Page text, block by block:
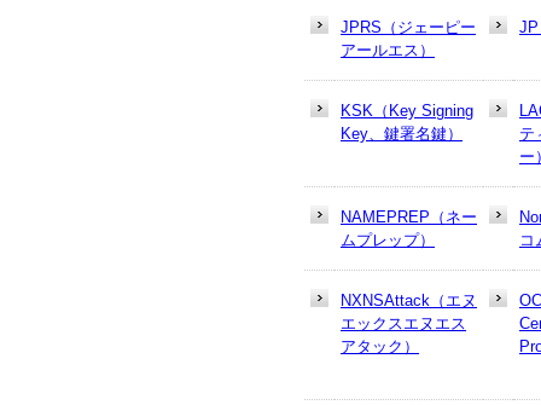
JPRS（ジェーピー
アールエス）
JP
KSK（Key Signing
Key、鍵署名鍵）
テ
ー
NAMEPREP（ネー
ムプレップ）
コ
NXNSAttack（エヌ
エックスエヌエス
アタック）